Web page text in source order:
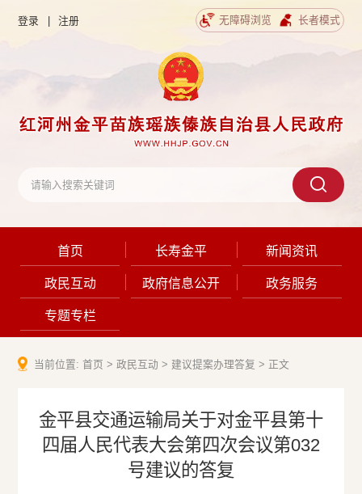
登录 | 注册 无障碍浏览 长者模式
首页 长寿金平 新闻资讯
政民互动 政府信息公开 政务服务
专题专栏
当前位置:首页 >政民互动 > 建议提案办理答复 > 正文
金平县交通运输局关于对金平县第十
四届人民代表大会第四次会议第032
号建议的答复